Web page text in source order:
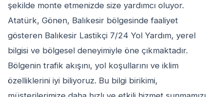
şekilde monte etmenizde size yardımcı oluyor.
Atatürk, Gönen, Balıkesir bölgesinde faaliyet
gösteren Balıkesir Lastikçi 7/24 Yol Yardım, yerel
bilgisi ve bölgesel deneyimiyle öne çıkmaktadır.
Bölgenin trafik akışını, yol koşullarını ve iklim
özelliklerini iyi biliyoruz. Bu bilgi birikimi,